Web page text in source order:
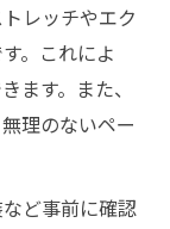
レッチやエク
。これによ
ます。また、
理のないペー
ど事前に確認